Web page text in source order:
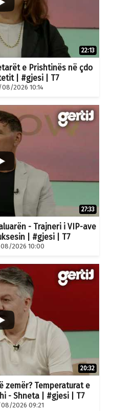
22:13
e Prishtinës në çdo
| #gjesi | T7
2026 10:14
27:33
- Trajneri i VIP-ave
| #gjesi | T7
2026 10:00
20:32
zemër? Temperaturat e
- Shneta | #gjesi | T7
2026 09:21